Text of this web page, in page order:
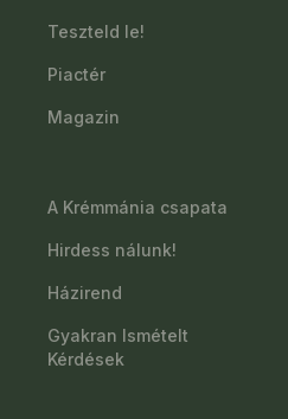
Teszteld le!
Piactér
Magazin
A Krémmánia csapata
Hirdess nálunk!
Házirend
Gyakran Ismételt
Kérdések